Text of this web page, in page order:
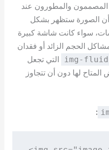
المصممون والمطورون عند
أن الصورة ستظهر بشكل
سواء كانت شاشة كبيرة
الحجم الزائد أو فقدان
img-fluid
التي تجعل
لها دون أن تتجاوز
: